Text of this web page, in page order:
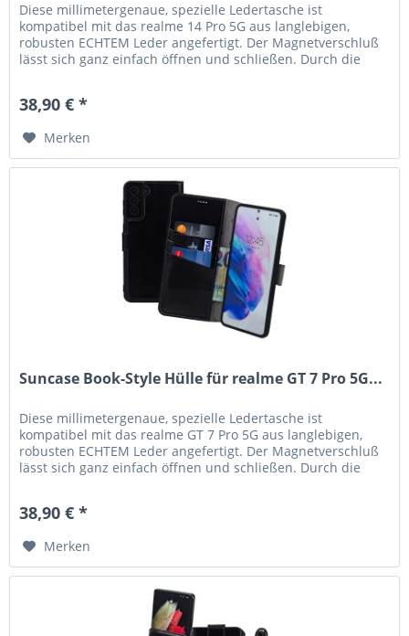
Diese millimetergenaue, spezielle Ledertasche ist
kompatibel mit das realme 14 Pro 5G aus langlebigen,
robusten ECHTEM Leder angefertigt. Der Magnetverschluß
lässt sich ganz einfach öffnen und schließen. Durch die
38,90 € *
Merken
Suncase Book-Style Hülle für realme GT 7 Pro 5G...
Diese millimetergenaue, spezielle Ledertasche ist
kompatibel mit das realme GT 7 Pro 5G aus langlebigen,
robusten ECHTEM Leder angefertigt. Der Magnetverschluß
lässt sich ganz einfach öffnen und schließen. Durch die
38,90 € *
Merken